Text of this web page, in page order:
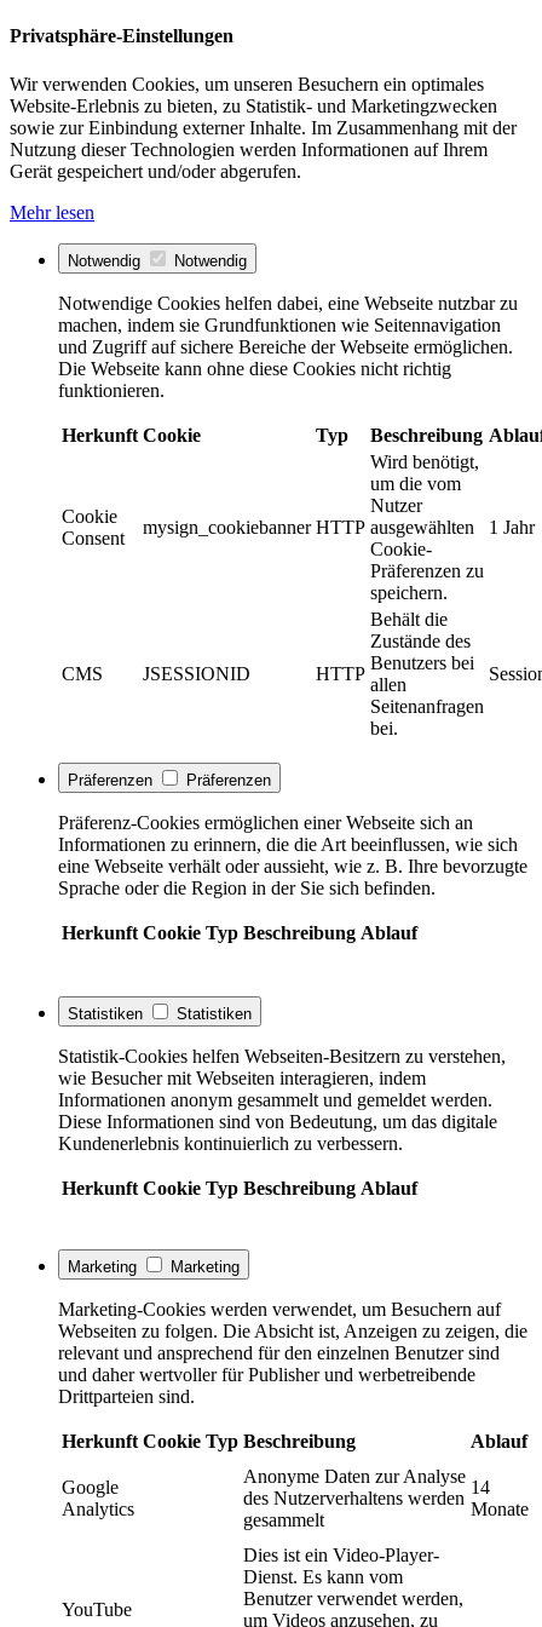
Privatsphäre-Einstellungen
Wir verwenden Cookies, um unseren Besuchern ein optimales
Website-Erlebnis zu bieten, zu Statistik- und Marketingzwecken
sowie zur Einbindung externer Inhalte. Im Zusammenhang mit der
Nutzung dieser Technologien werden Informationen auf Ihrem
Gerät gespeichert und/oder abgerufen.
Mehr lesen
Notwendig Notwendig
Notwendige Cookies helfen dabei, eine Webseite nutzbar zu
machen, indem sie Grundfunktionen wie Seitennavigation
und Zugriff auf sichere Bereiche der Webseite ermöglichen.
Die Webseite kann ohne diese Cookies nicht richtig
funktionieren.
Herkunft Cookie Typ Beschreibung
Cookie
Consent
mysign_cookiebanner HTTP
Wird benötigt,
um die vom
Nutzer
ausgewählten
Cookie-
Präferenzen zu
speichern.
1 Jahr
CMS JSESSIONID HTTP
Behält die
Zustände des
Benutzers bei
allen
Seitenanfragen
bei.
Präferenzen Präferenzen
Präferenz-Cookies ermöglichen einer Webseite sich an
Informationen zu erinnern, die die Art beeinflussen, wie sich
eine Webseite verhält oder aussieht, wie z. B. Ihre bevorzugte
Sprache oder die Region in der Sie sich befinden.
Herkunft Cookie Typ Beschreibung Ablauf
Statistiken Statistiken
Statistik-Cookies helfen Webseiten-Besitzern zu verstehen,
wie Besucher mit Webseiten interagieren, indem
Informationen anonym gesammelt und gemeldet werden.
Diese Informationen sind von Bedeutung, um das digitale
Kundenerlebnis kontinuierlich zu verbessern.
Herkunft Cookie Typ Beschreibung Ablauf
Marketing Marketing
Marketing-Cookies werden verwendet, um Besuchern auf
Webseiten zu folgen. Die Absicht ist, Anzeigen zu zeigen, die
relevant und ansprechend für den einzelnen Benutzer sind
und daher wertvoller für Publisher und werbetreibende
Drittparteien sind.
Herkunft Cookie Typ Beschreibung Ablauf
Google
Analytics
Anonyme Daten zur Analyse
des Nutzerverhaltens werden
gesammelt
14
Monate
YouTube
Dies ist ein Video-Player-
Dienst. Es kann vom
Benutzer verwendet werden,
um Videos anzusehen, zu